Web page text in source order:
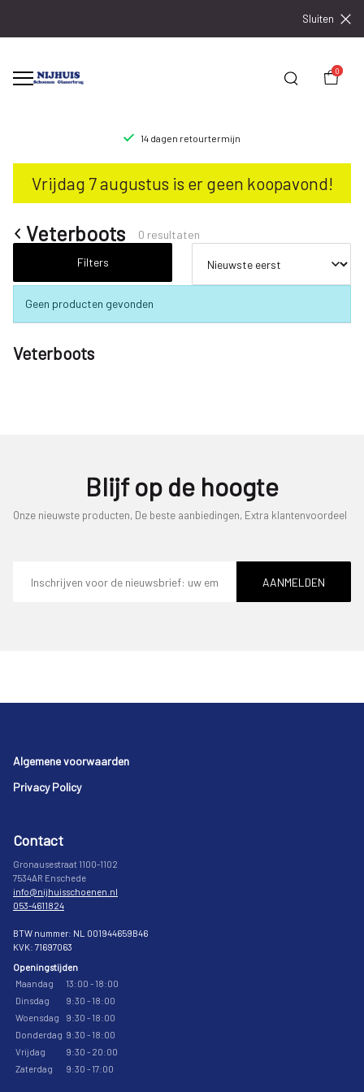
Sluiten
0
14 dagen retourtermijn
Veterboots
Nijhuisschoenen
Vrijdag 7 augustus is er geen koopavond!
Veterboots 0 resultaten
Filters
Geen producten gevonden
Veterboots
Blijf op de hoogte
Onze nieuwste producten, De beste aanbiedingen, Extra klantenvoordeel
mailadres
AANMELDEN
Footer
Algemene voorwaarden
Privacy Policy
Contact
Gronausestraat 1100-1102
7534AR Enschede
info@nijhuisschoenen.nl
053-4611824
BTW nummer: NL 001944659B46
KVK: 71697063
Openingstijden
Maandag
13:00 - 18:00
Dinsdag
9:30 - 18:00
Woensdag
9:30 - 18:00
Donderdag 9:30 - 18:00
Vrijdag
9:30 - 20:00
Zaterdag
9:30 - 17:00